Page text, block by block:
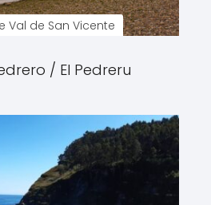
Val de San Vicente
/ El Pedreru